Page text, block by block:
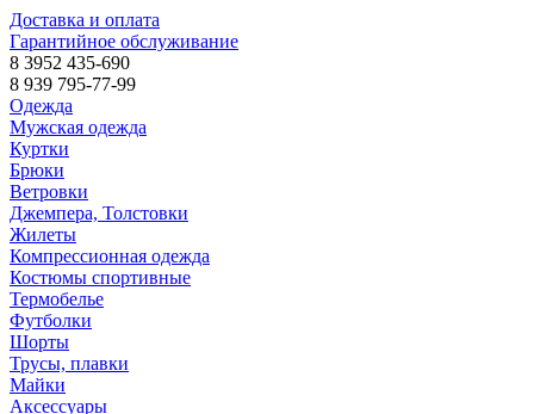
Доставка и оплата
Гарантийное обслуживание
8 3952 435-690
8 939 795-77-99
Одежда
Мужская одежда
Куртки
Брюки
Ветровки
Джемпера, Толстовки
Жилеты
Компрессионная одежда
Костюмы спортивные
Термобелье
Футболки
Шорты
Трусы, плавки
Майки
Аксессуары